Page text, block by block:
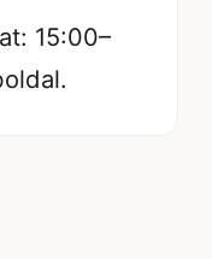
15:00–